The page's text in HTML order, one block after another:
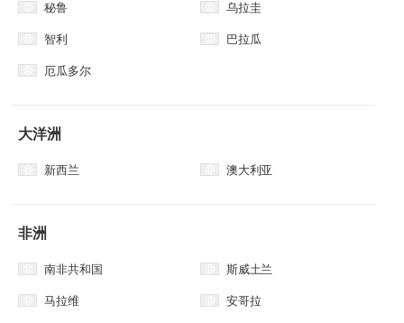
秘鲁 乌拉圭
智利 巴拉瓜
厄瓜多尔
大洋洲
新西兰 澳大利亚
非洲
南非共和国 斯威土兰
马拉维 安哥拉